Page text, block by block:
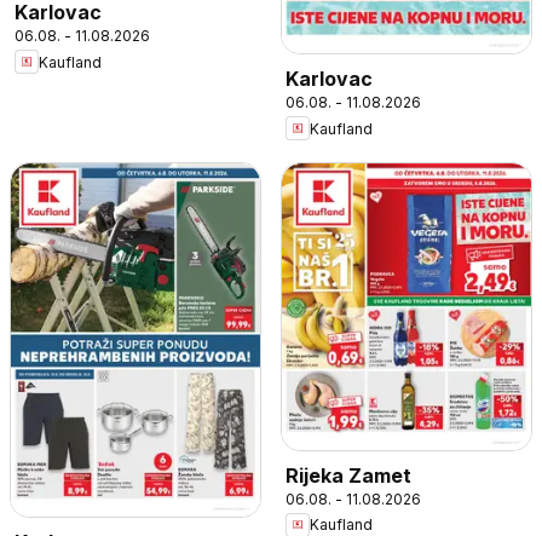
Karlovac
06.08. - 11.08.2026
Kaufland
Karlovac
06.08. - 11.08.2026
Kaufland
Rijeka Zamet
06.08. - 11.08.2026
Kaufland